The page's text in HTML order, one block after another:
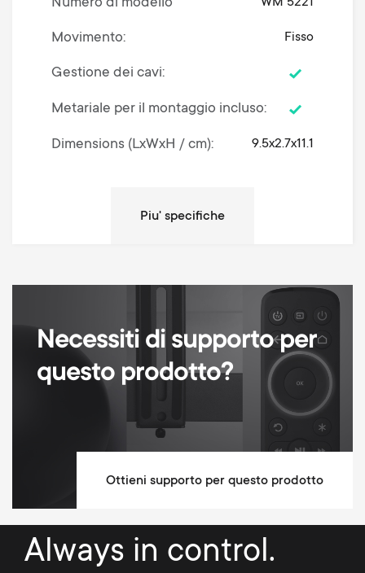
Numero di modello
Movimento Fisso
Gestione dei cavi
Metariale per il montaggio incluso
Dimensions (LxWxH / cm) 9.5x2.7x11.1
Necessiti di supporto per
questo prodotto?
Ottieni supporto per questo prodotto
Always in control.